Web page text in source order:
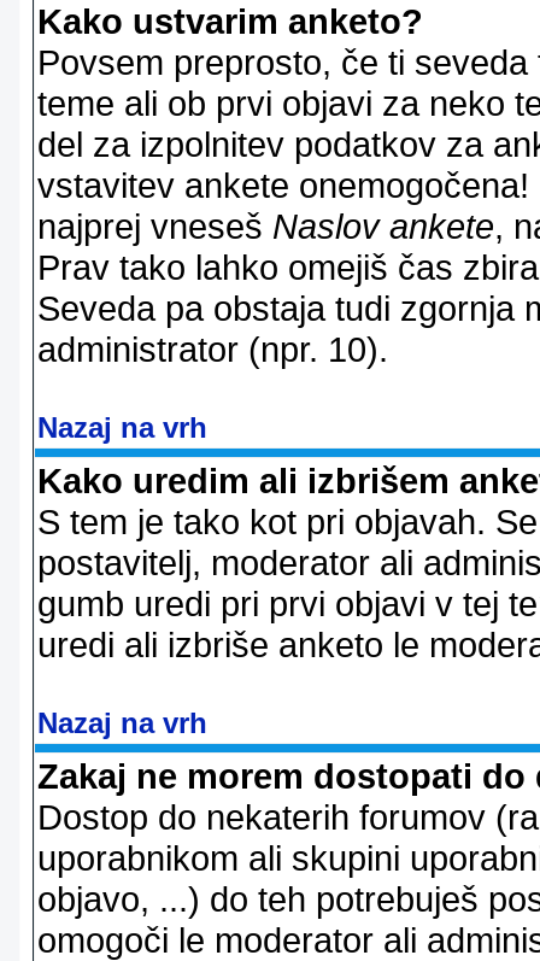
Kako ustvarim anketo?
Povsem preprosto, če ti
teme ali ob prvi objavi za neko
del za izpolnitev podatkov za
vstavitev ankete
najprej vneseš Naslov ankete,
Prav tako lahko omejiš čas
Seveda pa obstaja tudi zgornja
administrator (npr. 10).
Nazaj na vrh
Kako uredim ali izbrišem
S tem je tako kot pri objavah.
postavitelj, moderator ali
gumb uredi pri prvi objavi v tej
uredi ali izbriše anketo le
Nazaj na vrh
Zakaj ne morem dostopati
Dostop do nekaterih forumov
uporabnikom ali skupini
objavo, ...) do teh potrebuješ
omogoči le moderator ali